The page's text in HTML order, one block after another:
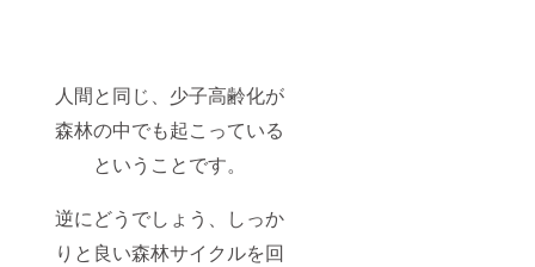
人間と同じ、少子高齢化が
森林の中でも起こっている
ということです。
逆にどうでしょう、しっか
りと良い森林サイクルを回